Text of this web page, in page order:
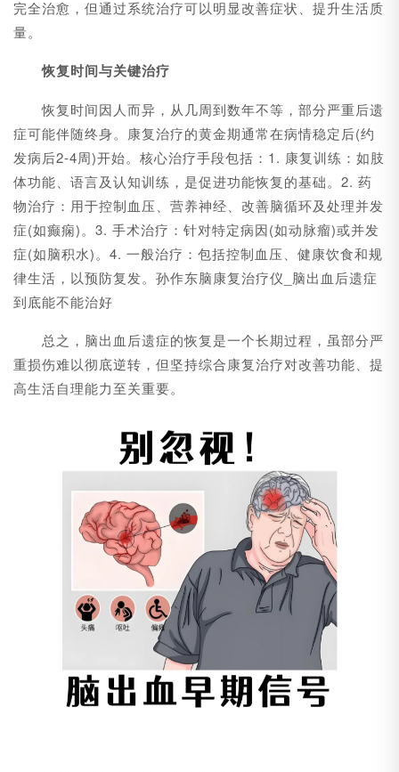
完全治愈，但通过系统治疗可以明显改善症状、提升生活质
量。
恢复时间与关键治疗
恢复时间因人而异，从几周到数年不等，部分严重后遗
症可能伴随终身。康复治疗的黄金期通常在病情稳定后(约
发病后2-4周)开始。核心治疗手段包括：1. 康复训练：如肢
体功能、语言及认知训练，是促进功能恢复的基础。2. 药
物治疗：用于控制血压、营养神经、改善脑循环及处理并发
症(如癫痫)。3. 手术治疗：针对特定病因(如动脉瘤)或并发
症(如脑积水)。4. 一般治疗：包括控制血压、健康饮食和规
律生活，以预防复发。孙作东脑康复治疗仪_脑出血后遗症
到底能不能治好
总之，脑出血后遗症的恢复是一个长期过程，虽部分严
重损伤难以彻底逆转，但坚持综合康复治疗对改善功能、提
高生活自理能力至关重要。